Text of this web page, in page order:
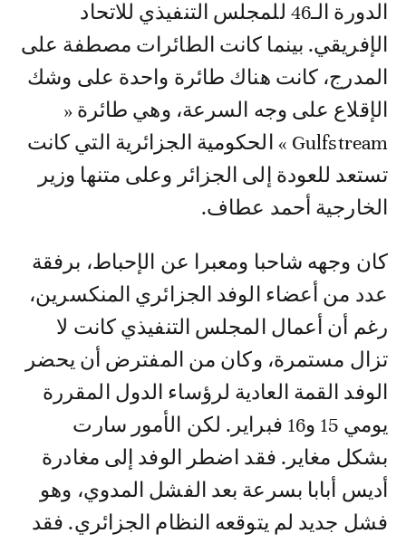
الدورة الـ46 للمجلس التنفيذي للاتحاد
الإفريقي. بينما كانت الطائرات مصطفة على
المدرج، كانت هناك طائرة واحدة على وشك
الإقلاع على وجه السرعة، وهي طائرة «
Gulfstream » الحكومية الجزائرية التي كانت
تستعد للعودة إلى الجزائر وعلى متنها وزير
الخارجية أحمد عطاف.
كان وجهه شاحبا ومعبرا عن الإحباط، برفقة
عدد من أعضاء الوفد الجزائري المنكسرين،
رغم أن أعمال المجلس التنفيذي كانت لا
تزال مستمرة، وكان من المفترض أن يحضر
الوفد القمة العادية لرؤساء الدول المقررة
يومي 15 و16 فبراير. لكن الأمور سارت
بشكل مغاير. فقد اضطر الوفد إلى مغادرة
أديس أبابا بسرعة بعد الفشل المدوي، وهو
فشل جديد لم يتوقعه النظام الجزائري. فقد